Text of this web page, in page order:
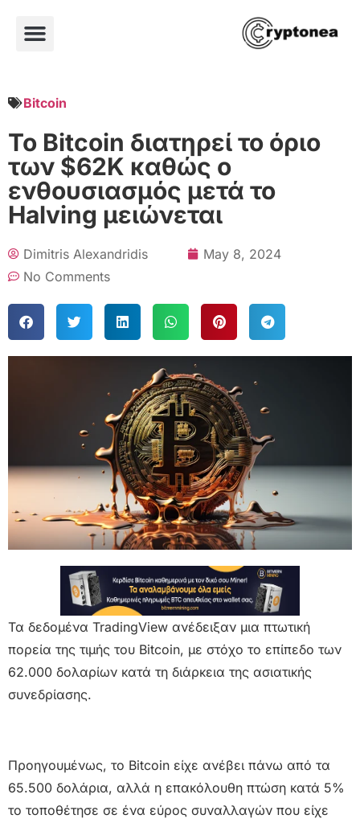
Bitcoin
Το Bitcoin διατηρεί το όριο
των $62K καθώς ο
ενθουσιασμός μετά το
Halving μειώνεται
Dimitris Alexandridis
May 8, 2024
No Comments
Τα δεδομένα TradingView ανέδειξαν μια πτωτική
πορεία της τιμής του Bitcoin, με στόχο το επίπεδο των
62.000 δολαρίων κατά τη διάρκεια της ασιατικής
συνεδρίασης.
Προηγουμένως, το Bitcoin είχε ανέβει πάνω από τα
65.500 δολάρια, αλλά η επακόλουθη πτώση κατά 5%
το τοποθέτησε σε ένα εύρος συναλλαγών που είχε